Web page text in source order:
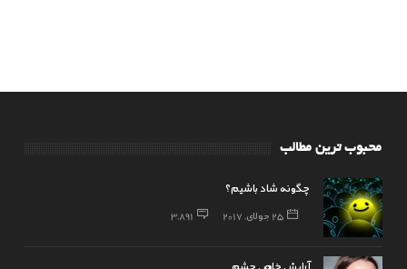
محبوب ترین مطالب
چگونه شاد باشیم؟
25 جولای, 2017 3,891
آرایش خاص چشم